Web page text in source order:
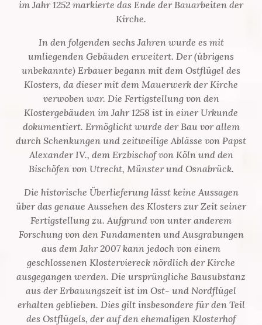
im Jahr 1252 markierte das Ende der Bauarbeiten der
Kirche.
In den folgenden sechs Jahren wurde es mit
umliegenden Gebäuden erweitert. Der (übrigens
unbekannte) Erbauer begann mit dem Ostflügel des
Klosters, da dieser mit dem Mauerwerk der Kirche
verwoben war. Die Fertigstellung von den
Klostergebäuden im Jahr 1258 ist in einer Urkunde
dokumentiert. Ermöglicht wurde der Bau vor allem
durch Schenkungen und zeitweilige Ablässe von Papst
Alexander IV., dem Erzbischof von Köln und den
Bischöfen von Utrecht, Münster und Osnabrück.
Die historische Überlieferung lässt keine Aussagen
über das genaue Aussehen des Klosters zur Zeit seiner
Fertigstellung zu. Aufgrund von unter anderem
Forschung von den Fundamenten und Ausgrabungen
aus dem Jahr 2007 kann jedoch von einem
geschlossenen Klosterviereck nördlich der Kirche
ausgegangen werden. Die ursprüngliche Bausubstanz
aus der Erbauungszeit ist im Ost- und Nordflügel
erhalten geblieben. Dies gilt insbesondere für den Teil
des Ostflügels, der auf den ehemaligen Klosterhof